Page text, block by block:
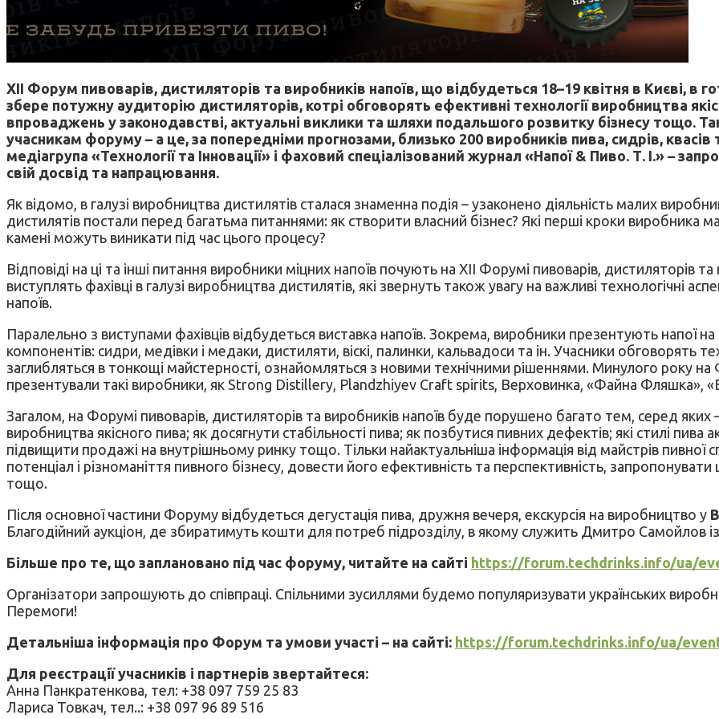
XII Форум пивоварів, дистиляторів та виробників напоїв, що відбудеться 18–19 квітня в Києві, в
збере потужну аудиторію дистиляторів, котрі обговорять ефективні технології виробництва
впроваджень у законодавстві, актуальні виклики та шляхи подальшого розвитку бізнесу тощо.
учасникам форуму – а це, за попередніми прогнозами, близько 200 виробників пива, сидрів,
медіагрупа «Технології та Інновації» і фаховий спеціалізований журнал «Напої & Пиво. Т. І.» –
свій досвід та напрацювання.
Як відомо, в галузі виробництва дистилятів сталася знаменна подія – узаконено діяльність малих
дистилятів постали перед багатьма питаннями: як створити власний бізнес? Які перші кроки виробника
камені можуть виникати під час цього процесу?
Відповіді на ці та інші питання виробники міцних напоїв почують на XII Форумі пивоварів, дистиляторів
виступлять фахівці в галузі виробництва дистилятів, які звернуть також увагу на важливі технологічні
напоїв.
Паралельно з виступами фахівців відбудеться виставка напоїв. Зокрема, виробники презентують напої
компонентів: сидри, медівки і медаки, дистиляти, віскі, палинки, кальвадоси та ін. Учасники обговорять
заглибляться в тонкощі майстерності, ознайомляться з новими технічними рішеннями. Минулого року на
презентували такі виробники, як Strong Distillery, Plandzhiyev Craft spirits, Верховинка, «Файна Фляшка»,
Загалом, на Форумі пивоварів, дистиляторів та виробників напоїв буде порушено багато тем, серед яких
виробництва якісного пива; як досягнути стабільності пива; як позбутися пивних дефектів; які стилі
підвищити продажі на внутрішньому ринку тощо. Тільки найактуальніша інформація від майстрів
потенціал і різноманіття пивного бізнесу, довести його ефективність та перспективність,
тощо.
Після основної частини Форуму відбудеться дегустація пива, дружня вечеря, екскурсія на виробництво у
Благодійний аукціон, де збиратимуть кошти для потреб підрозділу, в якому служить Дмитро Самойлов
Більше про те, що заплановано під час форуму, читайте на сайті https://forum.techdrinks.info/ua/
Організатори запрошують до співпраці. Спільними зусиллями будемо популяризувати українських
Перемоги!
Детальніша інформація про Форум та умови участі – на сайті: https://forum.techdrinks.info/ua/
Для реєстрації учасників і партнерів звертайтеся:
Анна Панкратенкова, тел: +38 097 759 25 83
Лариса Товкач, тел..: +38 097 96 89 516